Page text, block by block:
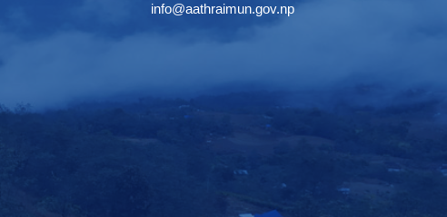
info@aathraimun.gov.np